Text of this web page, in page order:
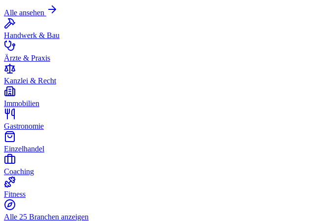
Alle ansehen
Handwerk & Bau
Ärzte & Praxis
Kanzlei & Recht
Immobilien
Gastronomie
Einzelhandel
Coaching
Fitness
Alle 25 Branchen anzeigen